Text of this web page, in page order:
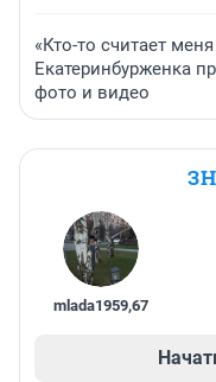
«Кто-то считает
Екатеринбурженка
фото и видео
mlada1959,67